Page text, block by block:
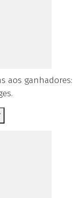
aos ganhadores: